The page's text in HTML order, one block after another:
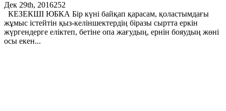
Дек 29th, 2016252
КЕЗЕКШІ ЮБКА Бір күні байқап қарасам, қоластымдағы
жұмыс істейтін қыз-келіншектердің біразы сыртта еркін
жүргендерге еліктеп, бетіне опа жағудың, ернін бояудың жөні
осы екен...